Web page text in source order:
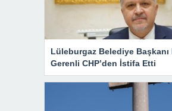
Lüleburgaz Belediye Başkanı
Gerenli CHP’den İstifa Etti